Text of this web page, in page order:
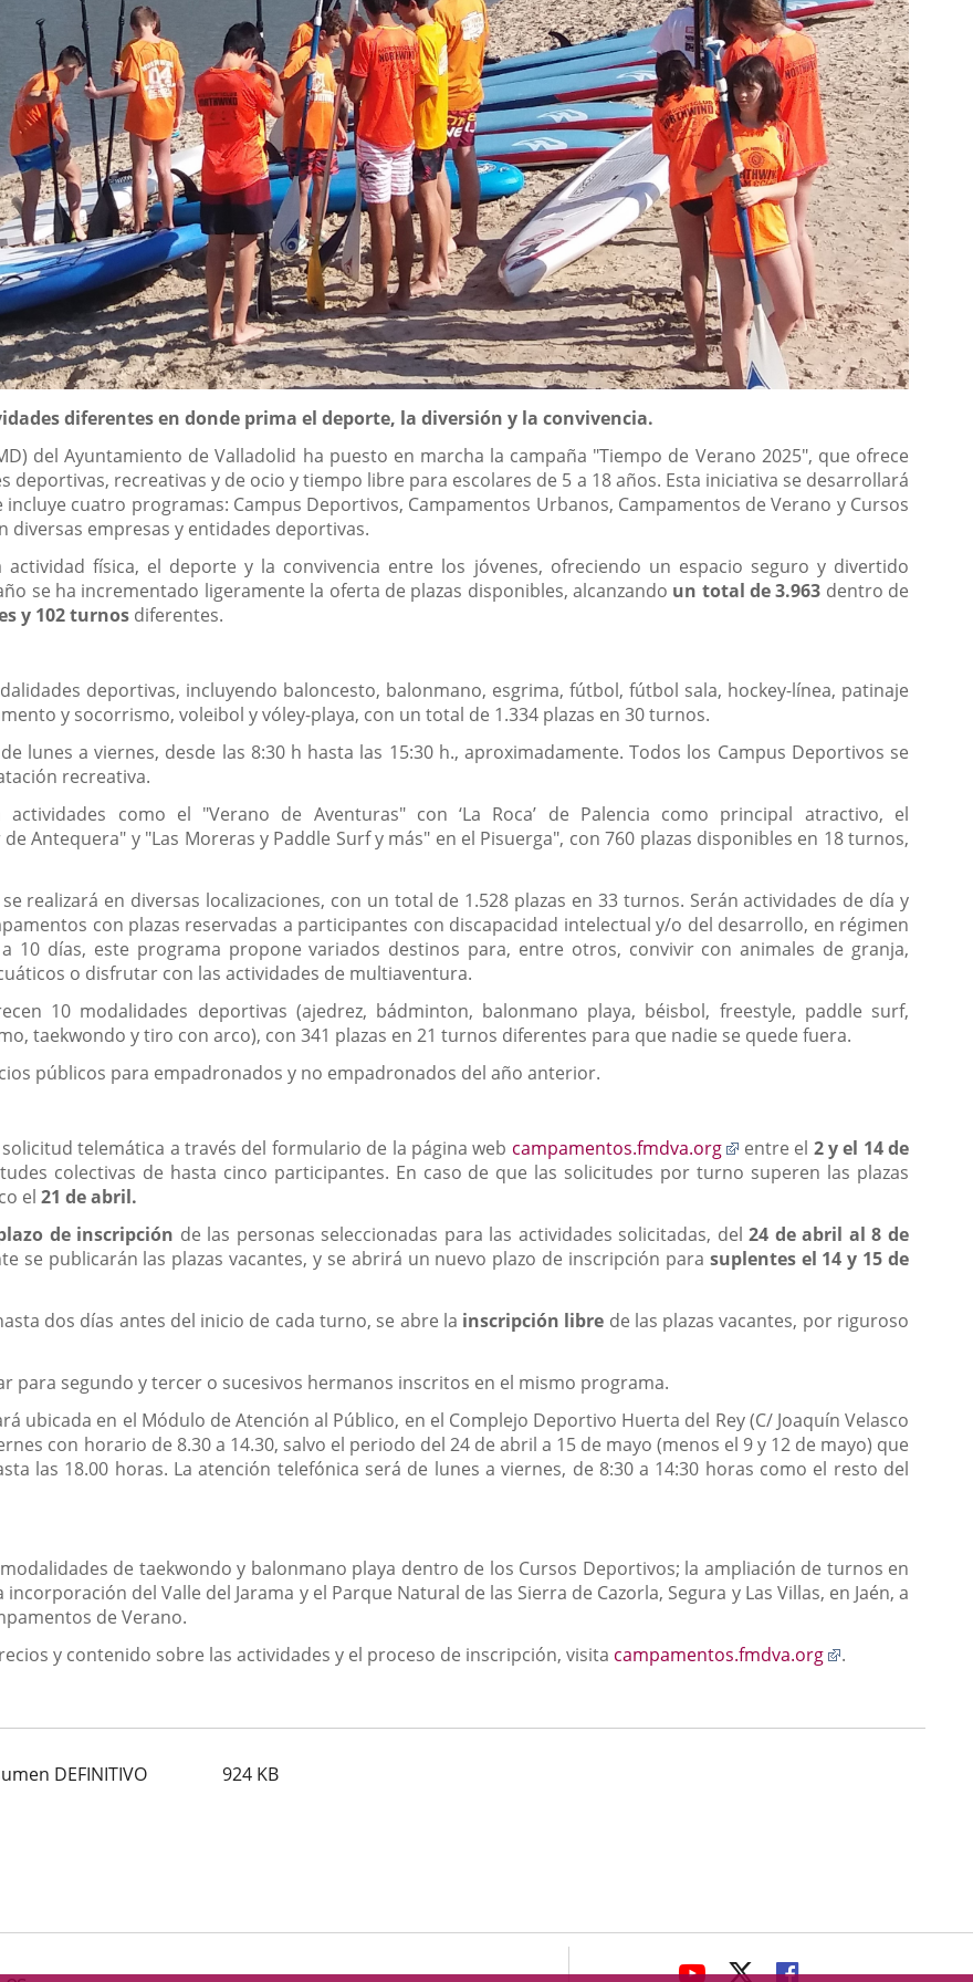
diferentes en donde prima el deporte, la diversión y la convivencia.
del Ayuntamiento de Valladolid ha puesto en marcha la campaña "Tiempo de Verano 2025", que ofrece
recreativas y de ocio y tiempo libre para escolares de 5 a 18 años. Esta iniciativa se desarrollará
incluye cuatro programas: Campus Deportivos, Campamentos Urbanos, Campamentos de Verano y Cursos
empresas y entidades deportivas.
física, el deporte y la convivencia entre los jóvenes, ofreciendo un espacio seguro y divertido
se ha incrementado ligeramente la oferta de plazas disponibles, alcanzando un total de 3.963 dentro de
y 102 turnos diferentes.
deportivas, incluyendo baloncesto, balonmano, esgrima, fútbol, fútbol sala, hockey-línea, patinaje
y socorrismo, voleibol y vóley-playa, con un total de 1.334 plazas en 30 turnos.
lunes a viernes, desde las 8:30 h hasta las 15:30 h., aproximadamente. Todos los Campus Deportivos se
recreativa.
como el "Verano de Aventuras" con ‘La Roca’ de Palencia como principal atractivo, el
Antequera" y "Las Moreras y Paddle Surf y más" en el Pisuerga", con 760 plazas disponibles en 18 turnos,
realizará en diversas localizaciones, con un total de 1.528 plazas en 33 turnos. Serán actividades de día y
con plazas reservadas a participantes con discapacidad intelectual y/o del desarrollo, en régimen
10 días, este programa propone variados destinos para, entre otros, convivir con animales de granja,
o disfrutar con las actividades de multiaventura.
10 modalidades deportivas (ajedrez, bádminton, balonmano playa, béisbol, freestyle, paddle surf,
taekwondo y tiro con arco), con 341 plazas en 21 turnos diferentes para que nadie se quede fuera.
públicos para empadronados y no empadronados del año anterior.
telemática a través del formulario de la página web campamentos.fmdva.org
Enlace
a
externa.
entre el 2 y el 14 de
colectivas de hasta cinco participantes. En caso de que las solicitudes por turno superen las plazas
el21 de abril.
de inscripción de las personas seleccionadas para las actividades solicitadas, del24 de abril al 8 de
se publicarán las plazas vacantes, y se abrirá un nuevo plazo de inscripción para suplentes el 14 y 15 de
dos días antes del inicio de cada turno, se abre la inscripción libre de las plazas vacantes, por riguroso
para segundo y tercer o sucesivos hermanos inscritos en el mismo programa.
ubicada en el Módulo de Atención al Público, en el Complejo Deportivo Huerta del Rey (C/ Joaquín Velasco
con horario de 8.30 a 14.30, salvo el periodo del 24 de abril a 15 de mayo (menos el 9 y 12 de mayo) que
las 18.00 horas. La atención telefónica será de lunes a viernes, de 8:30 a 14:30 horas como el resto del
de taekwondo y balonmano playa dentro de los Cursos Deportivos; la ampliación de turnos en
del Valle del Jarama y el Parque Natural de las Sierra de Cazorla, Segura y Las Villas, en Jaén, a
de Verano.
y contenido sobre las actividades y el proceso de inscripción, visita campamentos.fmdva.org
Enlace
aplicación
.
DEFINITIVO 924 KB
avaHeaderSocial ENLACEENLACEENLACE